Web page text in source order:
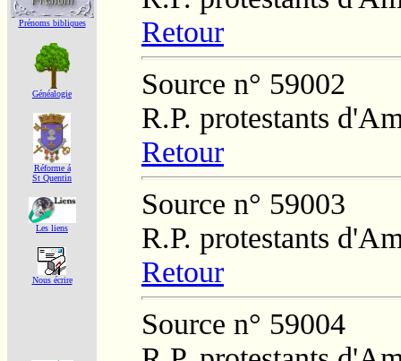
Prénoms bibliques
Généalogie
Réforme á
St Quentin
Les liens
Nous écrire
Retour
Source n° 59002
R.P. protestants
Retour
Source n° 59003
R.P. protestants
Retour
Source n° 59004